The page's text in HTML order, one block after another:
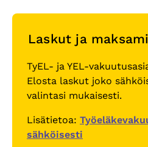
Laskut ja
TyEL- ja YEL-
Elosta laskut joko
valintasi mukaisesti.
Lisätietoa:
sähköisesti